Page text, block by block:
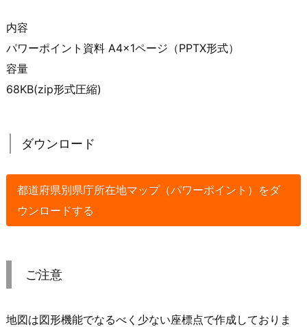
内容
パワーポイント資料 A4×1ページ（PPTX形式）
容量
68KB(zip形式圧縮)
ダウンロード
都道府県別県庁所在地マップ（パワーポイント）をダ
ウンロードする
ご注意
地図は図形機能でなるべく少ない座標点で作成しておりま